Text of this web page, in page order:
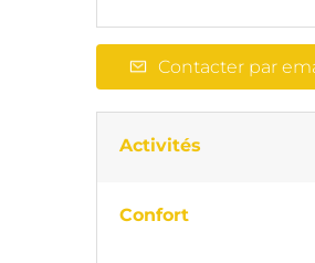
Contacter par
Activités
Confort